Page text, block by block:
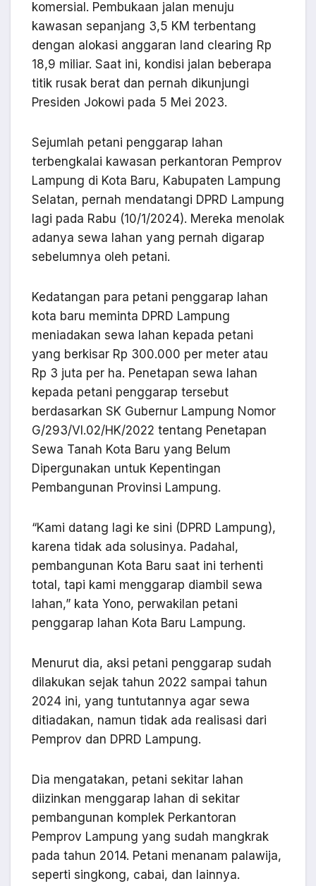
komersial. Pembukaan jalan menuju
kawasan sepanjang 3,5 KM terbentang
dengan alokasi anggaran land clearing Rp
18,9 miliar. Saat ini, kondisi jalan beberapa
titik rusak berat dan pernah dikunjungi
Presiden Jokowi pada 5 Mei 2023.
Sejumlah petani penggarap lahan
terbengkalai kawasan perkantoran Pemprov
Lampung di Kota Baru, Kabupaten Lampung
Selatan, pernah mendatangi DPRD Lampung
lagi pada Rabu (10/1/2024). Mereka menolak
adanya sewa lahan yang pernah digarap
sebelumnya oleh petani.
Kedatangan para petani penggarap lahan
kota baru meminta DPRD Lampung
meniadakan sewa lahan kepada petani
yang berkisar Rp 300.000 per meter atau
Rp 3 juta per ha. Penetapan sewa lahan
kepada petani penggarap tersebut
berdasarkan SK Gubernur Lampung Nomor
G/293/VI.02/HK/2022 tentang Penetapan
Sewa Tanah Kota Baru yang Belum
Dipergunakan untuk Kepentingan
Pembangunan Provinsi Lampung.
“Kami datang lagi ke sini (DPRD Lampung),
karena tidak ada solusinya. Padahal,
pembangunan Kota Baru saat ini terhenti
total, tapi kami menggarap diambil sewa
lahan,” kata Yono, perwakilan petani
penggarap lahan Kota Baru Lampung.
Menurut dia, aksi petani penggarap sudah
dilakukan sejak tahun 2022 sampai tahun
2024 ini, yang tuntutannya agar sewa
ditiadakan, namun tidak ada realisasi dari
Pemprov dan DPRD Lampung.
Dia mengatakan, petani sekitar lahan
diizinkan menggarap lahan di sekitar
pembangunan komplek Perkantoran
Pemprov Lampung yang sudah mangkrak
pada tahun 2014. Petani menanam palawija,
seperti singkong, cabai, dan lainnya.